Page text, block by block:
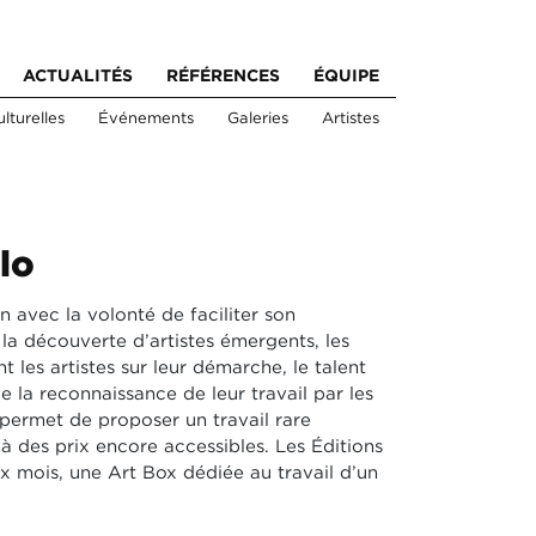
ACTUALITÉS RÉFÉRENCES ÉQUIPE
Événements Galeries Artistes
avec la volonté de faciliter son
découverte d’artistes émergents, les
les artistes sur leur démarche, le talent
la reconnaissance de leur travail par les
de proposer un travail rare
des prix encore accessibles. Les Éditions
mois, une Art Box dédiée au travail d’un